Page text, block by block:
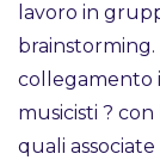
lavoro in
collegamento
musicisti ?
quali